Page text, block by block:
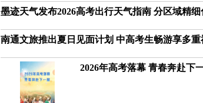
墨迹天气发布2026高考出行天气指南 分区域精
南通文旅推出夏日见面计划 中高考生畅游享多重
2026年高考落幕 青春奔赴下